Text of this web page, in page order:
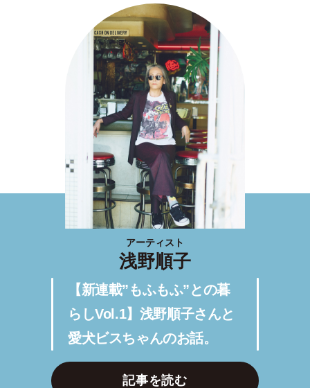
アーティスト
浅野順子
【新連載”もふもふ”との暮
らしVol.1】浅野順子さんと
愛犬ビスちゃんのお話。
記事を読む